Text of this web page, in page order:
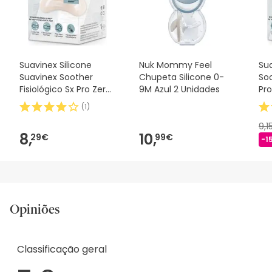
desejares, também podes devolver o produto seguindo os
nossos termos e condições
Suavinex Silicone
Suavinex Soother
Fisiológico Sx Pro Zero
2m 1 peça
(1)
8,29€
Nuk Mommy Feel
Chupeta Silicone 0-
9M Azul 2 Unidades
10,99€ -
Opiniões
Classificação geral